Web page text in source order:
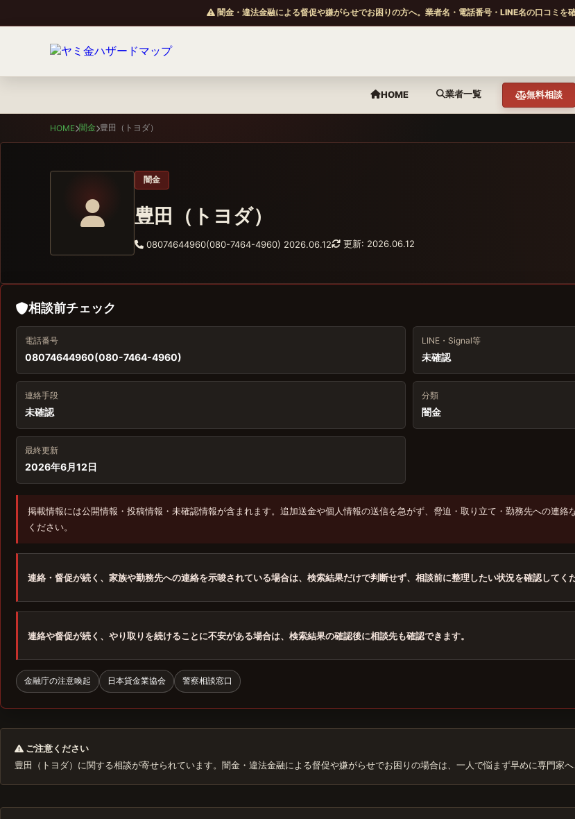
闇金・違法金融による督促や嫌がらせでお困りの方へ。業者名・電話番号・LINE名の口コミを
HOME 業者一覧 無料相談
HOME 闇金 豊田（トヨダ）
闇金
豊田（トヨダ）
08074644960(080-7464-4960) 2026.06.12 更新: 2026.06.12
相談前チェック
電話番号
08074644960(080-7464-4960)
LINE・Signal等
未確認
連絡手段
未確認
分類
闇金
最終更新
2026年6月12日
掲載情報には公開情報・投稿情報・未確認情報が含まれます。追加送金や個人情報の送信を急がず、脅迫・取り立て・勤務先への連
ください。
連絡・督促が続く、家族や勤務先への連絡を示唆されている場合は、検索結果だけで判断せず、相談前に整理したい状況を確認してくだ
連絡や督促が続く、やり取りを続けることに不安がある場合は、検索結果の確認後に相談先も確認できます。
金融庁の注意喚起 日本貸金業協会 警察相談窓口
ご注意ください
豊田（トヨダ）に関する相談が寄せられています。闇金・違法金融による督促や嫌がらせでお困りの場合は、一人で悩まず早めに専門家へ